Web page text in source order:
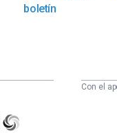
boletín
Con el